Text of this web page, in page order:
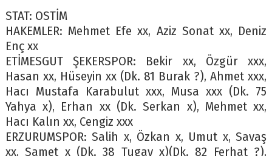
STAT: OSTİM
HAKEMLER: Mehmet Efe xx, Aziz Sonat xx, Deniz
Enç xx
ETİMESGUT ŞEKERSPOR: Bekir xx, Özgür xxx,
Hasan xx, Hüseyin xx (Dk. 81 Burak ?), Ahmet xxx,
Hacı Mustafa Karabulut xxx, Musa xxx (Dk. 75
Yahya x), Erhan xx (Dk. Serkan x), Mehmet xx,
Hacı Kalın xx, Cengiz xxx
ERZURUMSPOR: Salih x, Özkan x, Umut x, Savaş
xx, Samet x (Dk. 38 Tugay x)(Dk. 82 Ferhat ?),